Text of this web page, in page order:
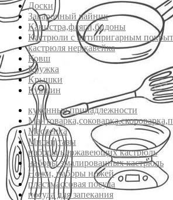
Доски
Заварочный чайник
Канистра,фляги,бидоны
Кастрюли с антипригарным
кастрюля нержавейка
Ковш
Кружка
Крышки
Кувшин
кухонные принадлежности
Масленка
Миски,тазы
наборы нержавеющих кастрюль
наборы эмалированных кастрюль
Ножи, наборы ножей
пластмассовая посуда
посуда для запекания